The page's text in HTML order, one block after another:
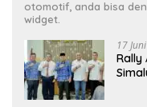
otomotif, anda bisa
widget.
17
Rally